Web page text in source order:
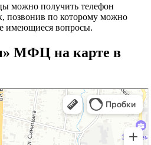
можно получить телефон
позвонив по которому можно
имеющиеся вопросы.
МФЦ на карте в